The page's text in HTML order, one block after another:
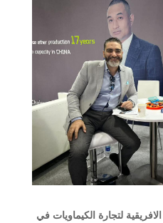
لتجارة الكيماويات في